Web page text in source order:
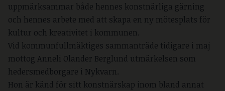
uppmärksammar både hennes konstnärliga gärning
och hennes arbete med att skapa en ny mötesplats för
kultur och kreativitet i kommunen.
Vid kommunfullmäktiges sammanträde tidigare i maj
mottog Anneli Olander Berglund utmärkelsen som
hedersmedborgare i Nykvarn.
Hon är känd för sitt konstnärskap inom bland annat